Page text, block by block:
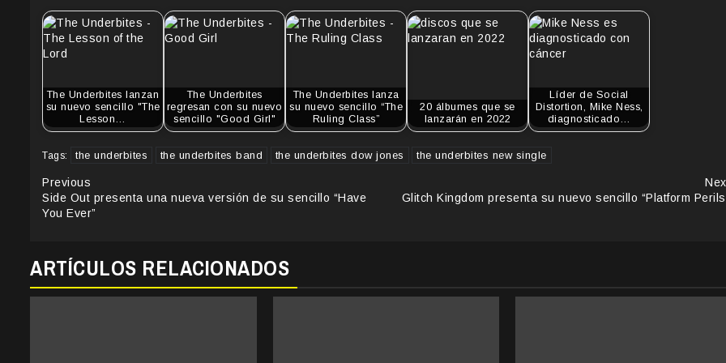
The Underbites lanzan
su nuevo sencillo "The
Lesson…
The Underbites
regresan con su nuevo
sencillo "Good Girl"
The Underbites lanza
su nuevo sencillo “The
Ruling Class”
20 álbumes que se
lanzarán en 2022
Líder de Social
Distortion, Mike Ness,
diagnosticado…
Tags: the underbites the underbites band the underbites dow jones the underbites new single
Continue
Reading
Previous
Side Out presenta una nueva versión de su sencillo “Have
You Ever”
Glitch Kingdom presenta su nuevo sencillo “Platform
ARTÍCULOS RELACIONADOS